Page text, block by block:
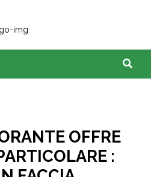
OFFRE
: